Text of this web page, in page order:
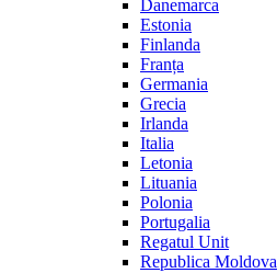
Danemarca
Estonia
Finlanda
Franța
Germania
Grecia
Irlanda
Italia
Letonia
Lituania
Polonia
Portugalia
Regatul Unit
Republica Moldova